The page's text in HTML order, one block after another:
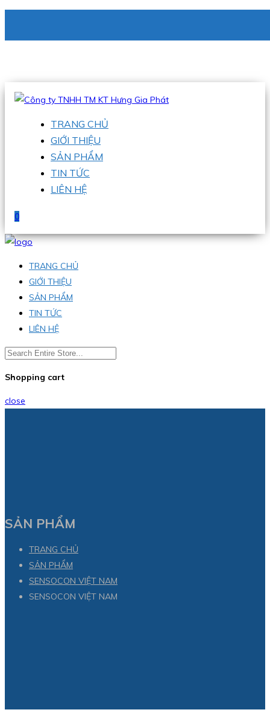
Hotline:0938 336 079
TRANG CHỦ
GIỚI THIỆU
SẢN PHẨM
TIN TỨC
LIÊN HỆ
0
TRANG CHỦ
GIỚI THIỆU
SẢN PHẨM
TIN TỨC
LIÊN HỆ
Shopping cart
close
SẢN PHẨM
TRANG CHỦ
SẢN PHẨM
SENSOCON VIỆT NAM
SENSOCON VIỆT NAM